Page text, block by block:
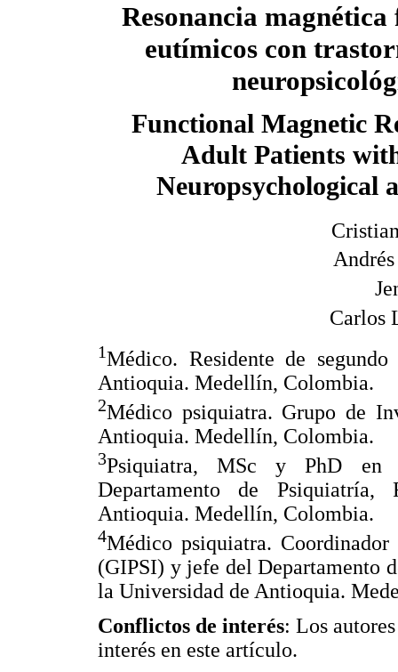
Resonancia
eutímicos con
Functional Magnetic
Adult Patients
Neuropsychological
Carlos
1Médico. Residente de
Antioquia. Medellín, Colombia.
2Médico psiquiatra. Grupo de
Antioquia. Medellín, Colombia.
3Psiquiatra, MSc y PhD en
Departamento de
Antioquia. Medellín, Colombia.
4Médico psiquiatra.
(GIPSI) y jefe del Departamento
la Universidad de Antioquia.
Conflictos de interés: Los
interés en este artículo.